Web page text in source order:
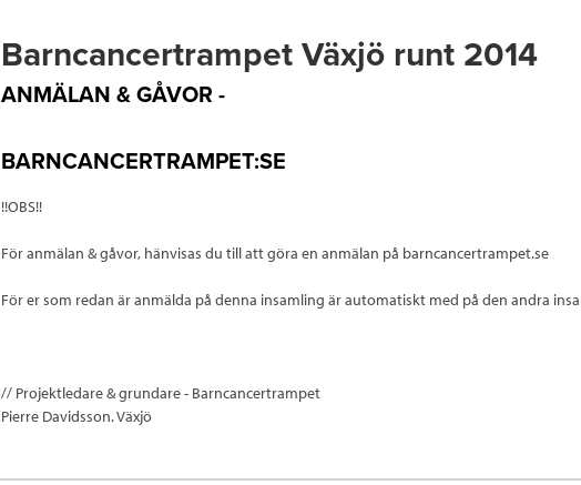
Barncancertrampet Växjö runt 2014
ANMÄLAN & GÅVOR -
BARNCANCERTRAMPET:SE
!!OBS!!
För anmälan & gåvor, hänvisas du till att göra en anmälan på barncancertrampet.se
För er som redan är anmälda på denna insamling är automatiskt med på den andra
// Projektledare & grundare - Barncancertrampet
Pierre Davidsson. Växjö